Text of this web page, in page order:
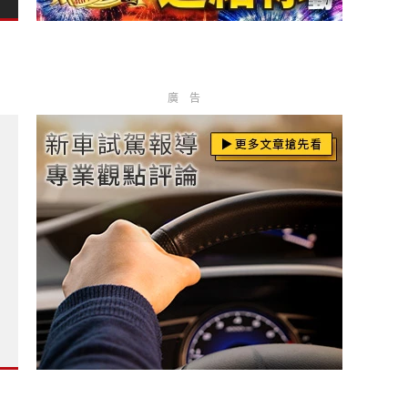
Roadshow熱血啟動?
ゆみ?
將 期待重點公開?
估車系佈局?
廣告